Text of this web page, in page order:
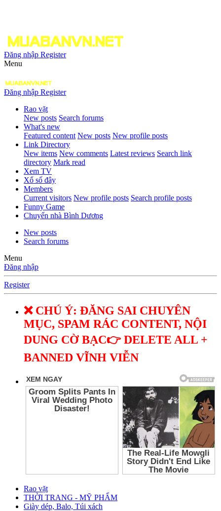
Đăng nhập Register
Menu
Đăng nhập Register
Rao vặt
New posts Search forums
What's new
Featured content New posts New profile posts
Link Directory
New items New comments Latest reviews Search link
directory Mark read
Xem TV
Xổ số đây
Members
Current visitors New profile posts Search profile posts
Funny Game
Chuyển nhà Bình Dương
New posts
Search forums
Menu
Đăng nhập
Register
❌ CHÚ Ý: ĐĂNG SAI CHUYÊN
MỤC, SPAM RÁC CONTENT, NỘI
DUNG CỜ BẠC👉 DELETE ALL +
BANNED VĨNH VIỄN
Rao vặt
THỜI TRANG - MỸ PHẨM
Giày dép, Balo, Túi xách